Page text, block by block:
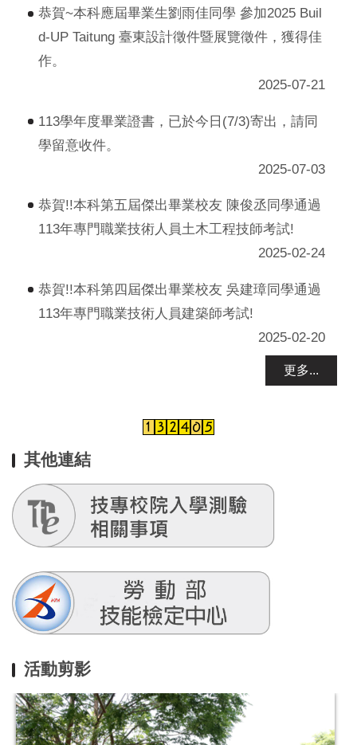
恭賀~本科應屆畢業生劉雨佳同學 參加2025 Buil
d-UP Taitung 臺東設計徵件暨展覽徵件，獲得佳
作。
2025-07-21
113學年度畢業證書，已於今日(7/3)寄出，請同
學留意收件。
2025-07-03
恭賀!!本科第五屆傑出畢業校友 陳俊丞同學通過
113年專門職業技術人員土木工程技師考試!
2025-02-24
恭賀!!本科第四屆傑出畢業校友 吳建璋同學通過
113年專門職業技術人員建築師考試!
2025-02-20
更多...
其他連結
活動剪影